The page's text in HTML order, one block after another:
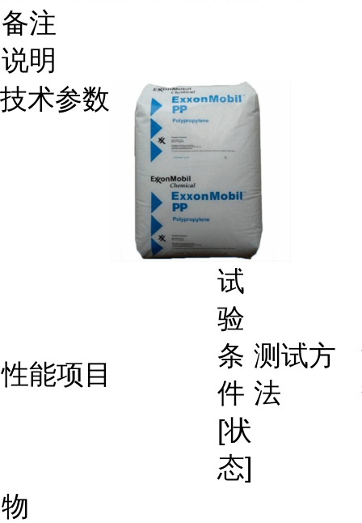
备注
说明
技术参数
性能项目
试
验
条
件
[状
态]
测试方
法
物